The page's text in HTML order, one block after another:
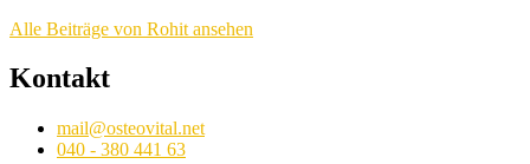
Alle Beiträge von Rohit ansehen
Kontakt
mail@osteovital.net
040 - 380 441 63